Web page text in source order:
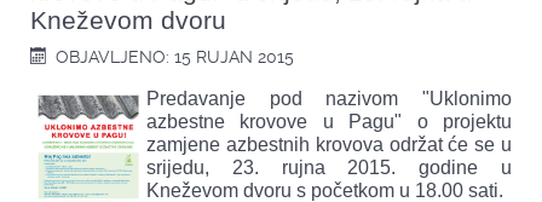
Kneževom dvoru
OBJAVLJENO: 15 RUJAN 2015
Predavanje pod nazivom "Uklonimo
azbestne krovove u Pagu" o projektu
zamjene azbestnih krovova održat će se u
srijedu, 23. rujna 2015. godine u
Kneževom dvoru s početkom u 18.00 sati.